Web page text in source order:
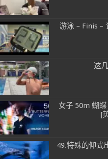
游泳 – Finis –
这
女子 50m 蝴
[
49.特殊的仰式